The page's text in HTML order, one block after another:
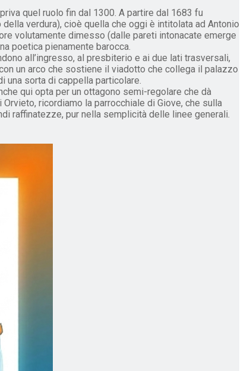
quel ruolo fin dal 1300. A partire dal 1683 fu
verdura), cioè quella che oggi è intitolata ad Antonio
volutamente dimesso (dalle pareti intonacate emerge
poetica pienamente barocca.
all’ingresso, al presbiterio e ai due lati trasversali,
un arco che sostiene il viadotto che collega il palazzo
una sorta di cappella particolare.
qui opta per un ottagono semi-regolare che dà
ricordiamo la parrocchiale di Giove, che sulla
raffinatezze, pur nella semplicità delle linee generali.